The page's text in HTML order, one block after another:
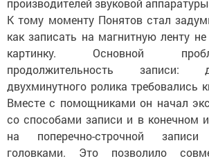
производителей звуковой
К тому моменту Понятов стал
как записать на магнитную ленту
картинку. Основной
продолжительность записи:
двухминутного ролика требовались
Вместе с помощниками он начал
со способами записи и в конечном
на поперечно-строчной
головками. Это позволило